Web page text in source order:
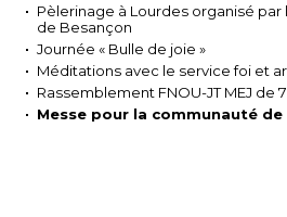
Pèlerinage à Lourdes organisé
de Besançon
Journée « Bulle de joie »
Méditations avec le service foi et
Rassemblement FNOU-JT MEJ de 7
Messe pour la communauté de